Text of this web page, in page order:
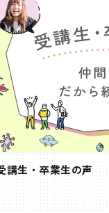
講生・卒業生の声